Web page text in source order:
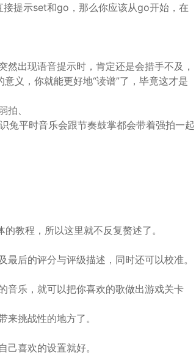
提示set和go，那么你应该从go开始，在
出现语音提示时，肯定还是会措手不及，
义，你就能更好地“读谱”了，毕竟这才是
、
兔平时音乐会跟节奏鼓掌都会带着强拍一起
教程，所以这里就不反复赘述了。
后的评分与评级描述，同时还可以校准。
音乐，就可以把你喜欢的歌做出游戏关卡
挑战性的地方了。
喜欢的设置就好。